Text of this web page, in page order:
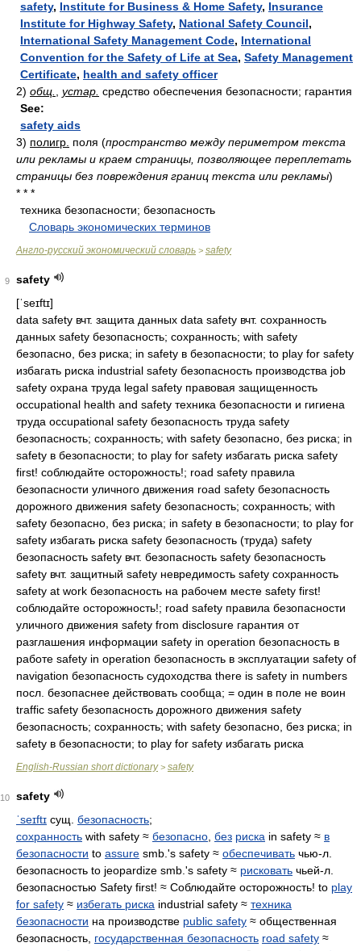
safety, Institute for Business & Home Safety, Insurance
Institute for Highway Safety, National Safety Council,
International Safety Management Code, International
Convention for the Safety of Life at Sea, Safety Management
Certificate, health and safety officer
2) общ. устар. средство обеспечения безопасности; гарантия
See:
safety aids
3) полигр. поля (пространство между периметром текста
или рекламы и краем страницы, позволяющее переплетать
страницы без повреждения границ текста или рекламы)
* * *
техника безопасности; безопасность
Словарь экономических терминов
Англо-русский экономический словарь > safety
9
safety
[ˈseɪftɪ]
data safety вчт. защита данных data safety вчт. сохранность
данных safety безопасность; сохранность; with safety
безопасно, без риска; in safety в безопасности; to play for safety
избагать риска industrial safety безопасность производства job
safety охрана труда legal safety правовая защищенность
occupational health and safety техника безопасности и гигиена
труда occupational safety безопасность труда safety
безопасность; сохранность; with safety безопасно, без риска; in
safety в безопасности; to play for safety избагать риска safety
first! соблюдайте осторожность!; road safety правила
безопасности уличного движения road safety безопасность
дорожного движения safety безопасность; сохранность; with
safety безопасно, без риска; in safety в безопасности; to play for
safety избагать риска safety безопасность (труда) safety
безопасность safety вчт. безопасность safety безопасность
safety вчт. защитный safety невредимость safety сохранность
safety at work безопасность на рабочем месте safety first!
соблюдайте осторожность!; road safety правила безопасности
уличного движения safety from disclosure гарантия от
разглашения информации safety in operation безопасность в
работе safety in operation безопасность в эксплуатации safety of
navigation безопасность судоходства there is safety in numbers
посл. безопаснее действовать сообща; = один в поле не воин
traffic safety безопасность дорожного движения safety
безопасность; сохранность; with safety безопасно, без риска; in
safety в безопасности; to play for safety избагать риска
English-Russian short dictionary> safety
10
safety
ˈseɪftɪ сущ. безопасность;
сохранность with safety ≈ безопасно без риска in safety ≈ в
безопасности to assure smb.'s safety ≈ обеспечивать чью-л.
безопасность to jeopardize smb.'s safety ≈ рисковать чьей-л.
безопасностью Safety first! ≈ Соблюдайте осторожность! to play
for safety ≈ избегать риска industrial safety ≈ техника
безопасности на производстве public safety ≈ общественная
безопасность, государственная безопасность road safety ≈